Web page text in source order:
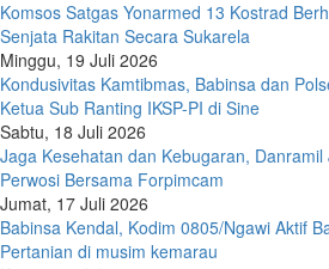
Komsos Satgas Yonarmed 13 Kostrad
Senjata Rakitan Secara Sukarela
Minggu, 19 Juli 2026
Kondusivitas Kamtibmas, Babinsa dan
Ketua Sub Ranting IKSP-PI di Sine
Sabtu, 18 Juli 2026
Jaga Kesehatan dan Kebugaran,
Perwosi Bersama Forpimcam
Jumat, 17 Juli 2026
Babinsa Kendal, Kodim 0805/Ngawi Aktif
Pertanian di musim kemarau